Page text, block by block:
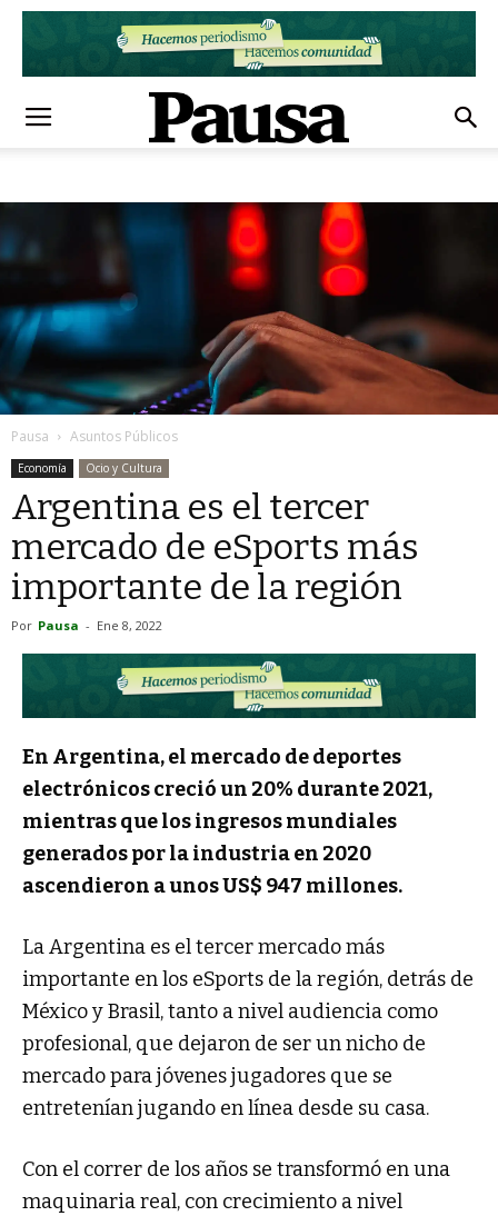
Pausa Asuntos Públicos
Economía Ocio y Cultura
Argentina es el tercer
mercado de eSports más
importante de la región
Por Pausa - Ene 8, 2022
En Argentina, el mercado de deportes
electrónicos creció un 20% durante 2021,
mientras que los ingresos mundiales
generados por la industria en 2020
ascendieron a unos US$ 947 millones.
La Argentina es el tercer mercado más
importante en los eSports de la región, detrás de
México y Brasil, tanto a nivel audiencia como
profesional, que dejaron de ser un nicho de
mercado para jóvenes jugadores que se
entretenían jugando en línea desde su casa.
Con el correr de los años se transformó en una
maquinaria real, con crecimiento a nivel